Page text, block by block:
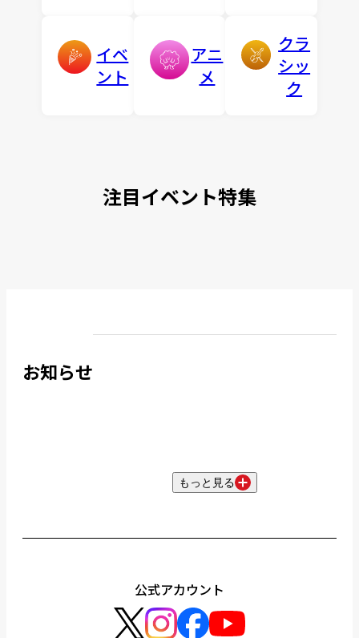
イベ
ント
アニ
メ
クラ
シッ
ク
注目イベント特集
お知らせ
もっと見る
公式アカウント